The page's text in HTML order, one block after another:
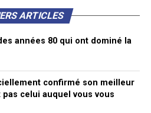
ARTICLES
années 80 qui ont dominé la
confirmé son meilleur
pas celui auquel vous vous